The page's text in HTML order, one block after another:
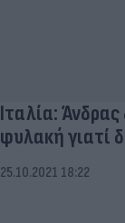
Ιταλία:
φυλακή γιατί
25.10.2021 18:22